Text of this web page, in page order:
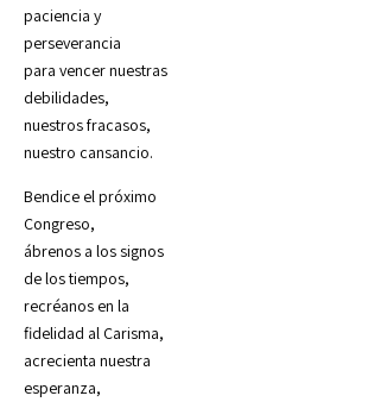
paciencia y
perseverancia
para vencer nuestras
debilidades,
nuestros fracasos,
nuestro cansancio.
Bendice el próximo
Congreso,
ábrenos a los signos
de los tiempos,
recréanos en la
fidelidad al Carisma,
acrecienta nuestra
esperanza,